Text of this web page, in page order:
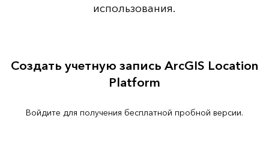
использования.
Создать учетную запись ArcGIS Location
Platform
Войдите для получения бесплатной пробной версии.